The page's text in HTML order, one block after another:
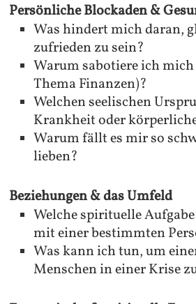
Persönliche Blockaden &
Was hindert mich daran,
zufrieden zu sein?
Warum sabotiere ich mich
Thema Finanzen)?
Welchen seelischen
Krankheit oder
Warum fällt es mir so
lieben?
Beziehungen & das Umfeld
Welche spirituelle
mit einer bestimmten
Was kann ich tun, um
Menschen in einer Krise